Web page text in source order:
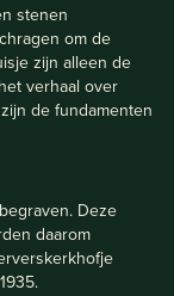
stenen
om de
zijn alleen de
verhaal over
de fundamenten
Deze
daarom